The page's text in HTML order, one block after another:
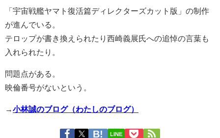
「宇宙戦艦ヤマト復活篇ディレクターズカット版」の制作
が進んでいる。
テロップが書き換えられたり西崎義展氏への追悼の言葉も
入れられたり。
問題点がある。
映倫番号がないという。
→小林誠のブログ（わたしのブログ）
LINE